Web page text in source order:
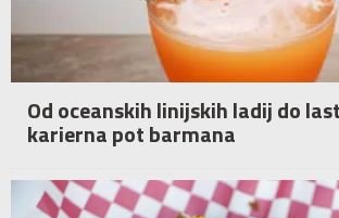
Od oceanskih linijskih ladij do
karierna pot barmana